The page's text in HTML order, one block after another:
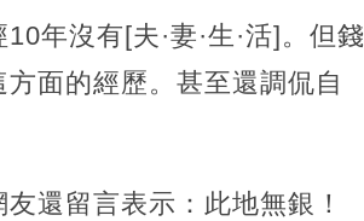
年沒有[夫·妻·生·活]。但錢
面的經歷。甚至還調侃自
還留言表示：此地無銀！